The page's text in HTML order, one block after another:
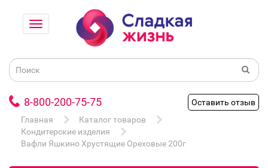
8-800-200-75-75
Оставить отзыв
Главная
Каталог товаров
Кондитерские изделия
Вафли Яшкино Хрустящие Ореховые 200г